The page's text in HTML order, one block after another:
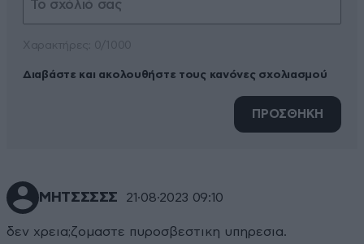
Διαβάστε και ακολουθήστε τους κανόνες σχολιασμού
ΠΡΟΣΘΗΚΗ
ΜΗΤΣΣΣΣΣ 21·08·2023 09:10
δεν χρεια;ζομαστε πυροσβεστικη υπηρεσια.